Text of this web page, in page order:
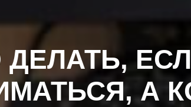
ДЕЛАТЬ,
А